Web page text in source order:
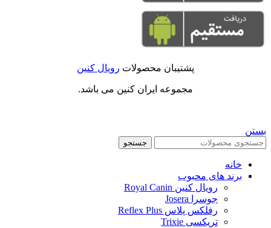
پشتیبان محصولات رویال کنین
مجموعه ایران کنین می باشد.
بستن
جستجو
خانه
برند های محبوب
رویال کنین Royal Canin
جوسرا Josera
رفلکس پلاس Reflex Plus
تریکسی Trixie